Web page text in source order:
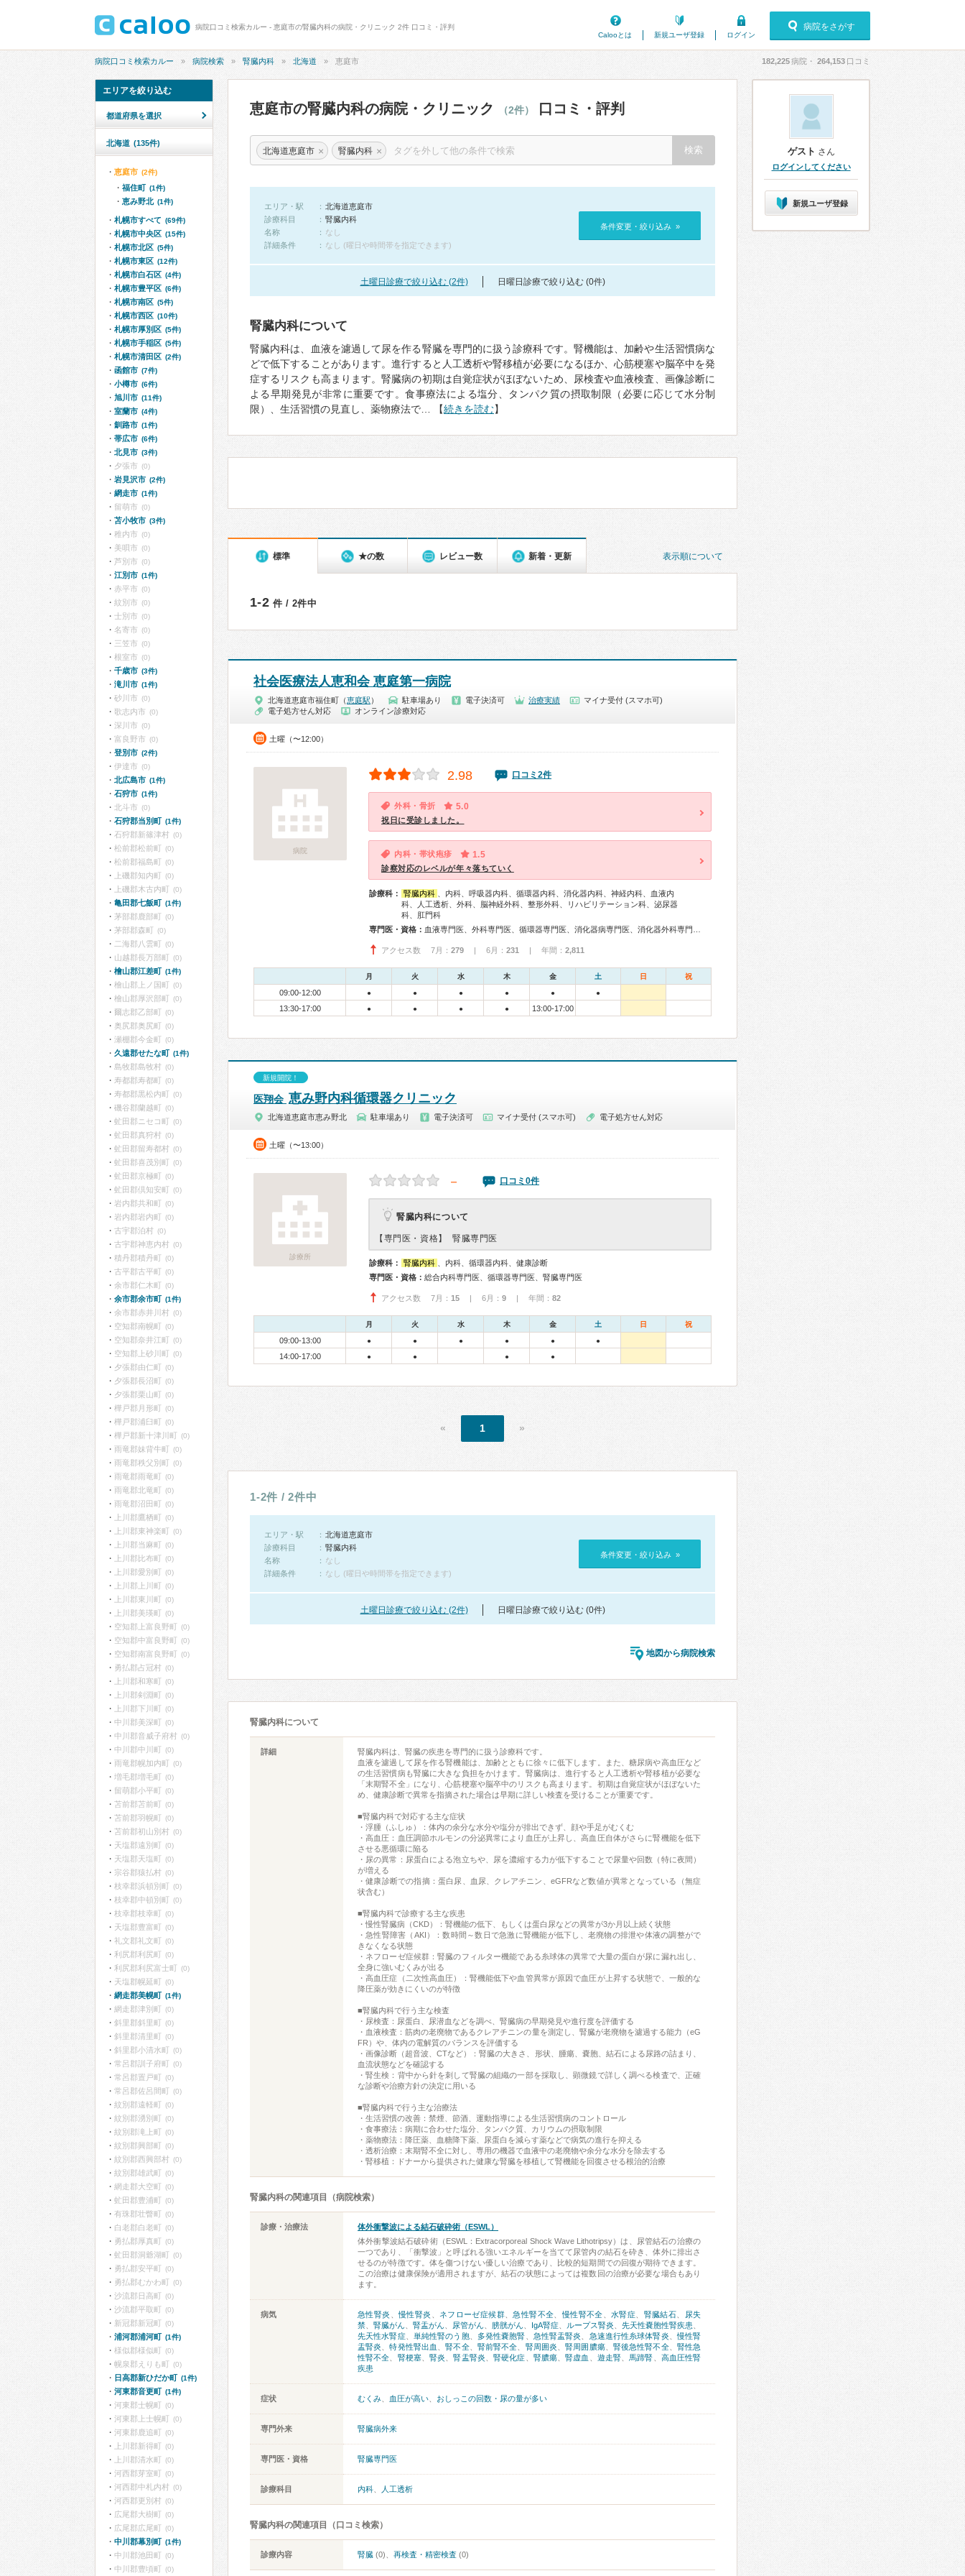
病院口コミ検索カルー - 恵庭市の腎臓内科の病院・クリニック 2件 口コミ・評判
Calooとは
新規ユーザ登録 ログイン
病院をさがす
病院口コミ検索カルー 病院検索 腎臓内科 北海道 恵庭市 182,225病院・ 264,153 口コミ
恵庭市の腎臓内科の病院・クリニック （2件） 口コミ・評判
北海道恵庭市 × 腎臓内科 ×
エリア・駅
北海道恵庭市
診療科目
腎臓内科
名称
なし
詳細条件
なし (曜日や時間帯を指定できます)
条件変更・絞り込み »
土曜日診療で絞り込む (2件) 日曜日診療で絞り込む (0件)
腎臓内科について
腎臓内科は、血液を濾過して尿を作る腎臓を専門的に扱う診療科です。腎機能は、加齢や生活習慣病な
どで低下することがあります。進行すると人工透析や腎移植が必要になるほか、心筋梗塞や脳卒中を発
症するリスクも高まります。腎臓病の初期は自覚症状がほぼないため、尿検査や血液検査、画像診断に
よる早期発見が非常に重要です。食事療法による塩分、タンパク質の摂取制限（必要に応じて水分制
限）、生活習慣の見直し、薬物療法で… 【続きを読む】
表示順について
標準 ★の数 レビュー数 新着・更新
1-2 件 / 2件中
社会医療法人恵和会 恵庭第一病院
北海道恵庭市福住町（恵庭駅 ） 駐車場あり 電子決済可 治療実績
マイナ受付 (スマホ可)
電子処方せん対応
オンライン診療対応
土曜（〜12:00）
病院
2.98 口コミ2件
外科・骨折 5.0
祝日に受診しました。
内科・帯状疱疹 1.5
診察対応のレベルが年々落ちていく
診療科： 腎臓内科
、内科、呼吸器内科、循環器内科、消化器内科、神経内科、血液内
科、人工透析、外科、脳神経外科、整形外科、リハビリテーション科、泌尿器
科、肛門科
専門医・資格：
アクセス数 7月： 279 | 6月： 231 | 年間： 2,811
月 火 水 木 金 土 日 祝
09:00-12:00 ● ● ● ● ● ●
13:30-17:00 ● ● ● ● 13:00-17:00
新規開院！
医翔会 恵み野内科循環器クリニック
北海道恵庭市恵み野北 駐車場あり 電子決済可 マイナ受付 (スマホ可) 電子処方せん対応
土曜（〜13:00）
診療所
－ 口コミ0件
腎臓内科について
【専門医・資格】 腎臓専門医
診療科： 腎臓内科
、内科、循環器内科、健康診断
専門医・資格： 総合内科専門医、循環器専門医、腎臓専門医
アクセス数 7月： 15 | 6月： 9 | 年間： 82
月 火 水 木 金 土 日 祝
09:00-13:00 ● ● ● ● ● ●
14:00-17:00 ● ● ● ●
« 1 »
1-2件 / 2件中
エリア・駅
北海道恵庭市
診療科目
腎臓内科
名称
なし
詳細条件
なし (曜日や時間帯を指定できます)
条件変更・絞り込み »
土曜日診療で絞り込む (2件) 日曜日診療で絞り込む (0件)
地図から病院検索
腎臓内科について
詳細
腎臓内科は、腎臓の疾患を専門的に扱う診療科です。
血液を濾過して尿を作る腎機能は、加齢とともに徐々に低下します。また、糖尿病や高血圧など
の生活習慣病も腎臓に大きな負担をかけます。腎臓病は、進行すると人工透析や腎移植が必要な
「末期腎不全」になり、心筋梗塞や脳卒中のリスクも高まります。初期は自覚症状がほぼないた
め、健康診断で異常を指摘された場合は早期に詳しい検査を受けることが重要です。
■腎臓内科で対応する主な症状
・浮腫（ふしゅ）：体内の余分な水分や塩分が排出できず、顔や手足がむくむ
・高血圧：血圧調節ホルモンの分泌異常により血圧が上昇し、高血圧自体がさらに腎機能を低下
させる悪循環に陥る
・尿の異常：尿蛋白による泡立ちや、尿を濃縮する力が低下することで尿量や回数（特に夜間）
が増える
・健康診断での指摘：蛋白尿、血尿、クレアチニン、eGFRなど数値が異常となっている（無症
状含む）
■腎臓内科で診療する主な疾患
・慢性腎臓病（CKD）：腎機能の低下、もしくは蛋白尿などの異常が3か月以上続く状態
・急性腎障害（AKI）：数時間～数日で急激に腎機能が低下し、老廃物の排泄や体液の調整がで
きなくなる状態
・ネフローゼ症候群：腎臓のフィルター機能である糸球体の異常で大量の蛋白が尿に漏れ出し、
全身に強いむくみが出る
・高血圧症（二次性高血圧）：腎機能低下や血管異常が原因で血圧が上昇する状態で、一般的な
降圧薬が効きにくいのが特徴
■腎臓内科で行う主な検査
・尿検査：尿蛋白、尿潜血などを調べ、腎臓病の早期発見や進行度を評価する
・血液検査：筋肉の老廃物であるクレアチニンの量を測定し、腎臓が老廃物を濾過する能力（eG
FR）や、体内の電解質のバランスを評価する
・画像診断（超音波、CTなど）：腎臓の大きさ、形状、腫瘍、嚢胞、結石による尿路の詰まり、
血流状態などを確認する
・腎生検：背中から針を刺して腎臓の組織の一部を採取し、顕微鏡で詳しく調べる検査で、正確
な診断や治療方針の決定に用いる
■腎臓内科で行う主な治療法
・生活習慣の改善：禁煙、節酒、運動指導による生活習慣病のコントロール
・食事療法：病期に合わせた塩分、タンパク質、カリウムの摂取制限
・薬物療法：降圧薬、血糖降下薬、尿蛋白を減らす薬などで病気の進行を抑える
・透析治療：末期腎不全に対し、専用の機器で血液中の老廃物や余分な水分を除去する
・腎移植：ドナーから提供された健康な腎臓を移植して腎機能を回復させる根治的治療
腎臓内科の関連項目（病院検索）
診療・治療法
体外衝撃波による結石破砕術（ESWL）
体外衝撃波結石破砕術（ESWL：Extracorporeal Shock Wave Lithotripsy）は、尿管結石の治療の
一つであり、「衝撃波」と呼ばれる強いエネルギーを当てて尿管内の結石を砕き、体外に排出さ
せるのが特徴です。体を傷つけない優しい治療であり、比較的短期間での回復が期待できます。
この治療は健康保険が適用されますが、結石の状態によっては複数回の治療が必要な場合もあり
ます。
病気 急性腎炎 、慢性腎炎 ネフローゼ症候群 、急性腎不全 、慢性腎不全 、水腎症 腎臓結石
尿失
禁
腎臓がん 腎盂がん 尿管がん 膀胱がん IgA腎症 ループス腎炎 先天性嚢胞性腎疾患
先天性水腎症、 単純性腎のう胞、 多発性嚢胞腎 急性腎盂腎炎 急速進行性糸球体腎炎 、慢性腎
盂腎炎
、特発性腎出血 、腎不全、 腎前腎不全 腎周囲炎 、腎周囲膿瘍、 腎後急性腎不全、 腎性急
性腎不全
腎梗塞、腎炎 、腎盂腎炎 、腎硬化症 腎膿瘍 、腎虚血 遊走腎 馬蹄腎
高血圧性腎
疾患
症状 むくみ 血圧が高い おしっこの回数・尿の量が多い
専門外来 腎臓病外来
専門医・資格 腎臓専門医
診療科目 内科 人工透析
腎臓内科の関連項目（口コミ検索）
診療内容 腎臓 (0)、 再検査・精密検査 (0)
エリアを絞り込む
都道府県を選択
北海道 (135件)
恵庭市 (2件)
福住町 (1件)
恵み野北 (1件)
札幌市すべて (69件)
札幌市中央区 (15件)
札幌市北区 (5件)
札幌市東区 (12件)
札幌市白石区 (4件)
札幌市豊平区 (6件)
札幌市南区 (5件)
札幌市西区 (10件)
札幌市厚別区 (5件)
札幌市手稲区 (5件)
札幌市清田区 (2件)
函館市 (7件)
小樽市 (6件)
旭川市 (11件)
室蘭市 (4件)
釧路市 (1件)
帯広市 (6件)
北見市 (3件)
夕張市 (0)
岩見沢市 (2件)
網走市 (1件)
留萌市 (0)
苫小牧市 (3件)
稚内市 (0)
美唄市 (0)
芦別市 (0)
江別市 (1件)
赤平市 (0)
紋別市 (0)
士別市 (0)
名寄市 (0)
三笠市 (0)
根室市 (0)
千歳市 (3件)
滝川市 (1件)
砂川市 (0)
歌志内市 (0)
深川市 (0)
富良野市 (0)
登別市 (2件)
伊達市 (0)
北広島市 (1件)
石狩市 (1件)
北斗市 (0)
石狩郡当別町 (1件)
石狩郡新篠津村 (0)
松前郡松前町 (0)
松前郡福島町 (0)
上磯郡知内町 (0)
上磯郡木古内町 (0)
亀田郡七飯町 (1件)
茅部郡鹿部町 (0)
茅部郡森町 (0)
二海郡八雲町 (0)
山越郡長万部町 (0)
檜山郡江差町 (1件)
檜山郡上ノ国町 (0)
檜山郡厚沢部町 (0)
爾志郡乙部町 (0)
奥尻郡奥尻町 (0)
瀬棚郡今金町 (0)
久遠郡せたな町 (1件)
島牧郡島牧村 (0)
寿都郡寿都町 (0)
寿都郡黒松内町 (0)
磯谷郡蘭越町 (0)
虻田郡ニセコ町 (0)
虻田郡真狩村 (0)
虻田郡留寿都村 (0)
虻田郡喜茂別町 (0)
虻田郡京極町 (0)
虻田郡倶知安町 (0)
岩内郡共和町 (0)
岩内郡岩内町 (0)
古宇郡泊村 (0)
古宇郡神恵内村 (0)
積丹郡積丹町 (0)
古平郡古平町 (0)
余市郡仁木町 (0)
余市郡余市町 (1件)
余市郡赤井川村 (0)
空知郡南幌町 (0)
空知郡奈井江町 (0)
空知郡上砂川町 (0)
夕張郡由仁町 (0)
夕張郡長沼町 (0)
夕張郡栗山町 (0)
樺戸郡月形町 (0)
樺戸郡浦臼町 (0)
樺戸郡新十津川町 (0)
雨竜郡妹背牛町 (0)
雨竜郡秩父別町 (0)
雨竜郡雨竜町 (0)
雨竜郡北竜町 (0)
雨竜郡沼田町 (0)
上川郡鷹栖町 (0)
上川郡東神楽町 (0)
上川郡当麻町 (0)
上川郡比布町 (0)
上川郡愛別町 (0)
上川郡上川町 (0)
上川郡東川町 (0)
上川郡美瑛町 (0)
空知郡上富良野町 (0)
空知郡中富良野町 (0)
空知郡南富良野町 (0)
勇払郡占冠村 (0)
上川郡和寒町 (0)
上川郡剣淵町 (0)
上川郡下川町 (0)
中川郡美深町 (0)
中川郡音威子府村 (0)
中川郡中川町 (0)
雨竜郡幌加内町 (0)
増毛郡増毛町 (0)
留萌郡小平町 (0)
苫前郡苫前町 (0)
苫前郡羽幌町 (0)
苫前郡初山別村 (0)
天塩郡遠別町 (0)
天塩郡天塩町 (0)
宗谷郡猿払村 (0)
枝幸郡浜頓別町 (0)
枝幸郡中頓別町 (0)
枝幸郡枝幸町 (0)
天塩郡豊富町 (0)
礼文郡礼文町 (0)
利尻郡利尻町 (0)
利尻郡利尻富士町 (0)
天塩郡幌延町 (0)
網走郡美幌町 (1件)
網走郡津別町 (0)
斜里郡斜里町 (0)
斜里郡清里町 (0)
斜里郡小清水町 (0)
常呂郡訓子府町 (0)
常呂郡置戸町 (0)
常呂郡佐呂間町 (0)
紋別郡遠軽町 (0)
紋別郡湧別町 (0)
紋別郡滝上町 (0)
紋別郡興部町 (0)
紋別郡西興部村 (0)
紋別郡雄武町 (0)
網走郡大空町 (0)
虻田郡豊浦町 (0)
有珠郡壮瞥町 (0)
白老郡白老町 (0)
勇払郡厚真町 (0)
虻田郡洞爺湖町 (0)
勇払郡安平町 (0)
勇払郡むかわ町 (0)
沙流郡日高町 (0)
沙流郡平取町 (0)
新冠郡新冠町 (0)
浦河郡浦河町 (1件)
様似郡様似町 (0)
幌泉郡えりも町 (0)
日高郡新ひだか町 (1件)
河東郡音更町 (1件)
河東郡士幌町 (0)
河東郡上士幌町 (0)
河東郡鹿追町 (0)
上川郡新得町 (0)
上川郡清水町 (0)
河西郡芽室町 (0)
河西郡中札内村 (0)
河西郡更別村 (0)
広尾郡大樹町 (0)
広尾郡広尾町 (0)
中川郡幕別町 (1件)
中川郡池田町 (0)
中川郡豊頃町 (0)
ゲスト さん
ログインしてください
新規ユーザ登録